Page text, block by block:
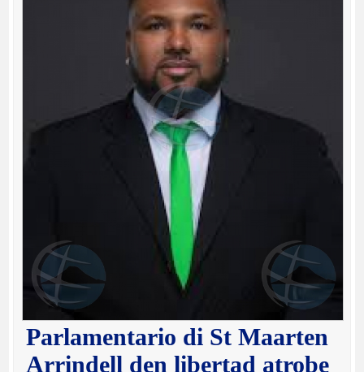
Parlamentario di St Maarten
Arrindell den libertad atrobe